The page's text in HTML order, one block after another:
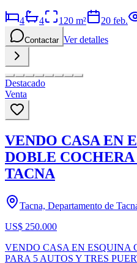
4 4 120 m² 20 feb.
Contactar Ver detalles
Destacado
Venta
VENDO CASA EN
DOBLE COCHERA
TACNA
Tacna, Departamento de
US$ 250.000
VENDO CASA EN ESQUINA
PARA 5 AUTOS Y TRES